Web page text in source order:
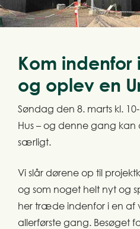
Kom indenfor
og oplev en
Søndag den 8. marts kl.
Hus – og denne gang
særligt.
Vi slår dørene op til
og som noget helt nyt og
her træde indenfor i en af
allerførste gang. Besøget